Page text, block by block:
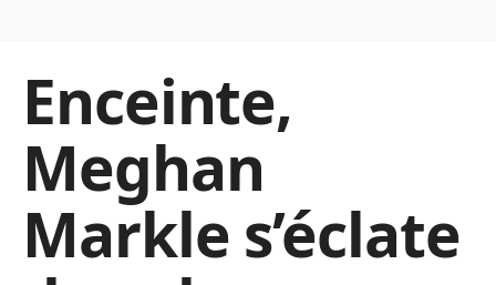
Enceinte,
Meghan
Markle s’éclate